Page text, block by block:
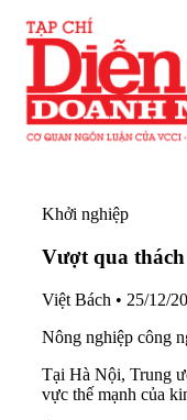
Khởi nghiệp
Vượt qua
Việt Bách • 25/12/
Nông nghiệp công
Tại Hà Nội, Trung
vực thế mạnh của